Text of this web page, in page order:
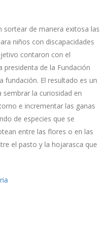
de manera exitosa las
niños con discapacidades
contaron con el
presidenta de la Fundación
fundación. El resultado es un
la curiosidad en
e incrementar las ganas
de especies que se
entre las flores o en las
el pasto y la hojarasca que